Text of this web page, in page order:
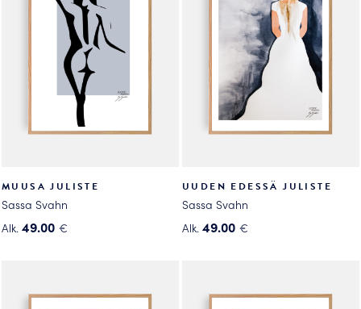
MUUSA JULISTE
Sassa Svahn
Alk. 49.00 €
useampi
UUDEN EDESSÄ JULISTE
Sassa Svahn
Alk. 49.00 €
useampi